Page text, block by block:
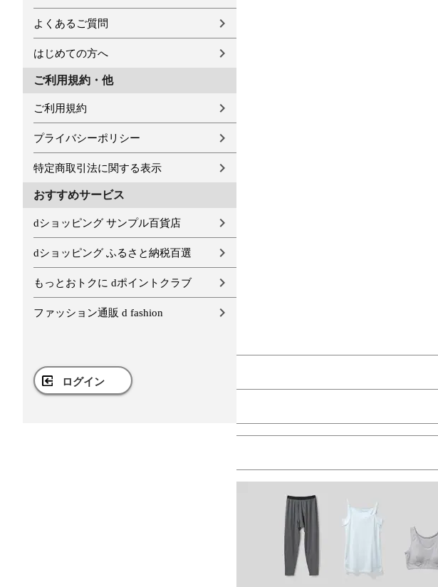
よくあるご質問
はじめての方へ
ご利用規約・他
ご利用規約
プライバシーポリシー
特定商取引法に関する表示
おすすめサービス
dショッピング サンプル百貨店
dショッピング ふるさと納税百選
もっとおトクに dポイントクラブ
ファッション通販 d fashion
ログイン